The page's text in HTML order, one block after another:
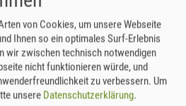
Kindern gestaltet
Lochschmidt
steht im Mittelpunkt
2019 des Pomologen-
von Cookies, um unsere Webseite
Ihnen so ein optimales Surf-Erlebnis
wir zwischen technisch notwendigen
nicht funktionieren würde, und
zu verbessern. Um
unsere Datenschutzerklärung.